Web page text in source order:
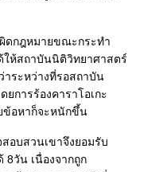
ดกฎหมายขณะกระทำ
ให้สถาบันนิติวิทยาศาสตร์
าระหว่างที่รอสถาบัน
การร้องคาราโอเกะ
ข้อหาก็จะหนักขึ้น
อบสวนเขาจึงยอมรับ
วัน เนื่องจากถูก